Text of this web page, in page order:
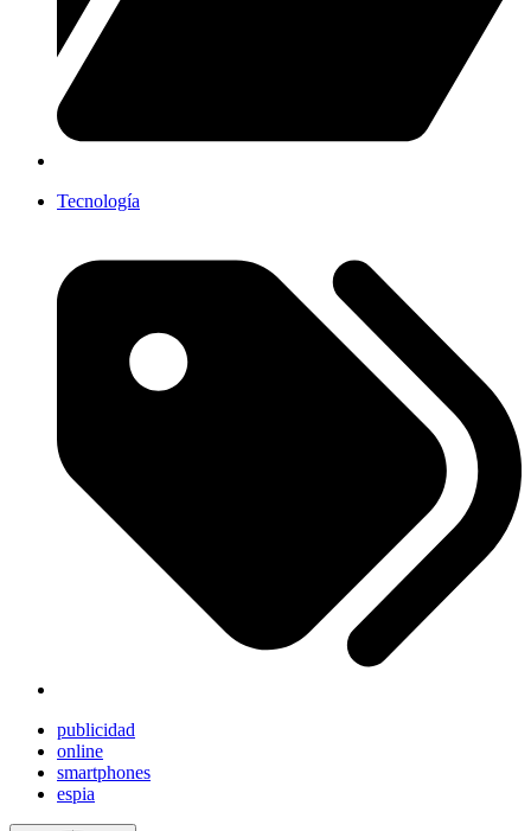
Tecnología
publicidad
online
smartphones
espia